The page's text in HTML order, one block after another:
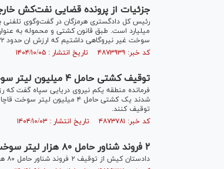
جزئیات از پرونده قضایی نفت‌کش خارجی حامل ۴ میلیون
سوخت غیر نیروگاهی داشتیم که ارزش ان حدود ۳۲ هزار میلیارد تومان است و روزی ۳ میلیون و ۲۰۰ هزار لیتر کاهش مصرف داشته‌ایم.
کد خبر: ۴۸۷۳۹۳۹ تاریخ انتشار : ۱۴۰۴/۱۰/۰۵
توقیف کشتی حامل ۴ میلیون لیتر سوخت قاچاق در خلیج فارس
فرمانده منطقه یکم نیروی دریایی سپاه گفت که
توقیف کنند.
کد خبر: ۴۸۷۳۷۸۱ تاریخ انتشار : ۱۴۰۴/۱۰/۰۳
۲ فروند شناور حامل ۸۰ هزار لیتر سوخت قاچاق در آب‌های خلیج فارس توقیف شدند
دادستان کیش از توقیف ۲ فروند شناور حامل ۸۰ هزار لیتر سوخت قاچاق در آب‌های پیرامون این جزیره خبر داد.